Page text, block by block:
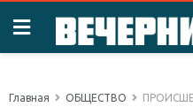
Главная ОБЩЕСТВО